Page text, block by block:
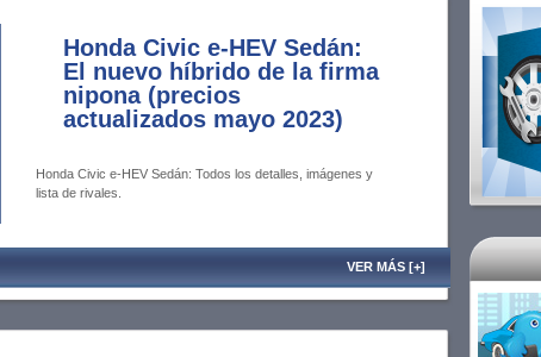
Honda Civic e-HEV Sedán:
El nuevo híbrido de la firma
nipona (precios
actualizados mayo 2023)
Honda Civic e-HEV Sedán: Todos los detalles, imágenes y
lista de rivales.
VER MÁS [+]